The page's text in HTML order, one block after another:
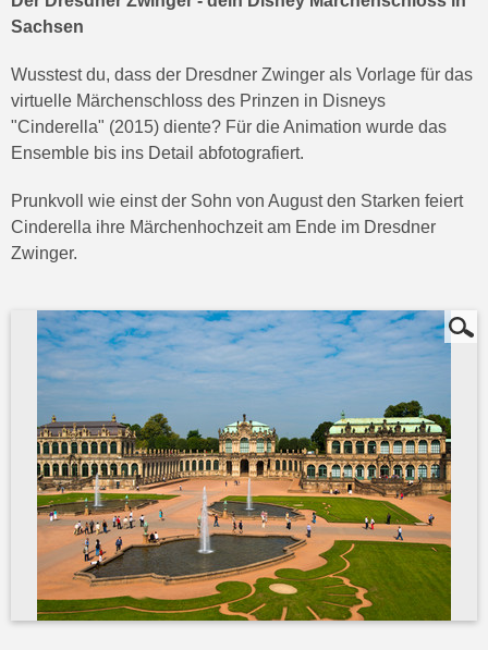
Sachsen
Wusstest du, dass der Dresdner Zwinger als Vorlage für das
virtuelle Märchenschloss des Prinzen in Disneys
"Cinderella" (2015) diente? Für die Animation wurde das
Ensemble bis ins Detail abfotografiert.
Prunkvoll wie einst der Sohn von August den Starken feiert
Cinderella ihre Märchenhochzeit am Ende im Dresdner
Zwinger.